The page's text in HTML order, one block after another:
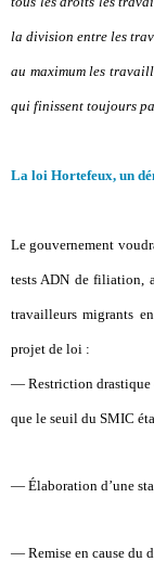
la division entre les
au maximum les
qui finissent toujours
La loi Hortefeux, un
Le gouvernement
tests ADN de filiation,
travailleurs migrants
projet de loi :
— Restriction drastique
que le seuil du SMIC
— Élaboration d’une
— Remise en cause du